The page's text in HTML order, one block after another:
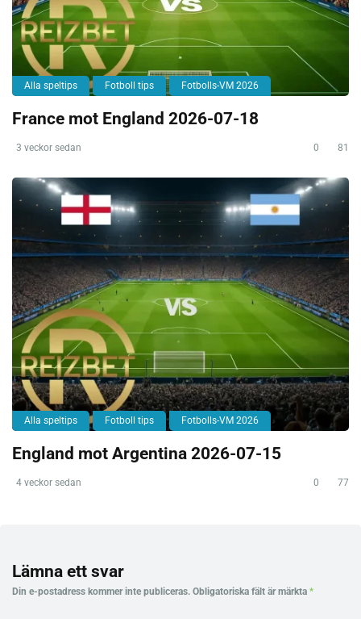
Alla speltips Fotboll tips Fotbolls-VM 2026
France mot England 2026-07-18
3 veckor sedan 0 81
Alla speltips Fotboll tips Fotbolls-VM 2026
England mot Argentina 2026-07-15
4 veckor sedan 0 77
Lämna ett svar
Din e-postadress kommer inte publiceras. Obligatoriska fält är märkta *